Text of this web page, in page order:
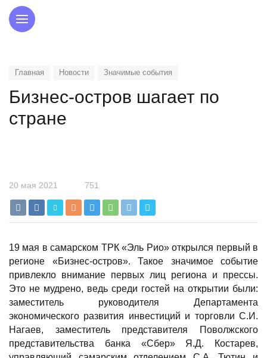
Главная Новости Значимые события
Бизнес-остров шагает по
стране
20 мая 2021 751
19 мая в самарском ТРК «Эль Рио» открылся первый в
регионе «Бизнес-остров». Такое значимое событие
привлекло внимание первых лиц региона и прессы.
Это не мудрено, ведь среди гостей на открытии были:
заместитель руководителя Департамента
экономического развития инвестиций и торговли С.И.
Нагаев, заместитель представителя Поволжского
представительства банка «Сбер» Я.Д. Костарев,